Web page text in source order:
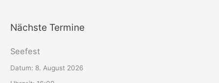
Nächste Termine
Seefest
Datum: 8. August 2026